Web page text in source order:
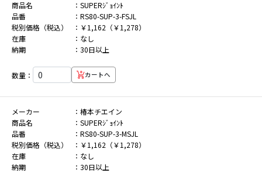
商品名
SUPERｼﾞｮｲﾝﾄ
品番
RS80-SUP-3-FSJL
税別価格（税込）
￥1,162（￥1,278）
在庫
なし
納期
30日以上
数量： カートへ
メーカー
椿本チエイン
商品名
SUPERｼﾞｮｲﾝﾄ
品番
RS80-SUP-3-MSJL
税別価格（税込）
￥1,162（￥1,278）
在庫
なし
納期
30日以上